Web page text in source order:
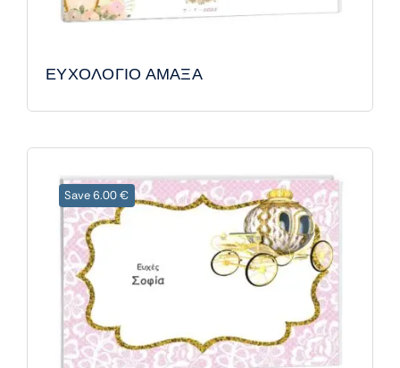
ΕΥΧΟΛΟΓΙΟ ΑΜΑΞΑ
Save 6.00 €